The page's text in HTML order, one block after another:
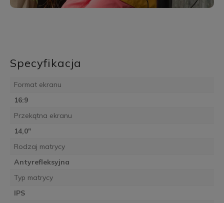
Specyfikacja
Format ekranu
16:9
Przekątna ekranu
14,0"
Rodzaj matrycy
Antyrefleksyjna
Typ matrycy
IPS